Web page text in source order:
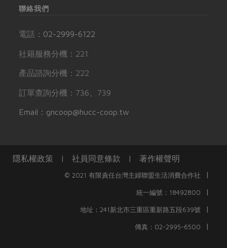
聯絡我們
電話： 02-2999-6122
社籍服務分機：221
產品諮詢分機：222
訂單查詢分機：736、739
Email：gncoop@hucc-coop.tw
隱私權政策 | 社員同意條款 | 著作權聲明
© 2021 有限責任台灣主婦聯盟生活消費合作社 |
統一編號：18492800 |
地址：241新北市三重區重新路五段639號 |
傳真：02-2995-6500 |